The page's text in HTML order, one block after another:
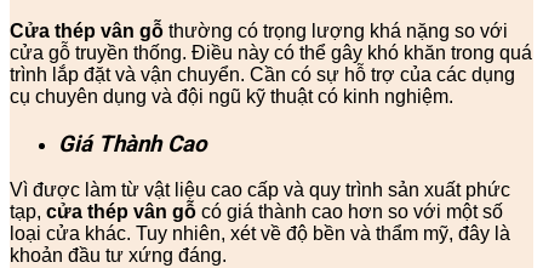
Cửa thép vân gỗ thường có trọng lượng khá nặng so với
cửa gỗ truyền thống. Điều này có thể gây khó khăn trong quá
trình lắp đặt và vận chuyển. Cần có sự hỗ trợ của các dụng
cụ chuyên dụng và đội ngũ kỹ thuật có kinh nghiệm.
Giá Thành Cao
Vì được làm từ vật liệu cao cấp và quy trình sản xuất phức
tạp, cửa thép vân gỗ có giá thành cao hơn so với một số
loại cửa khác. Tuy nhiên, xét về độ bền và thẩm mỹ, đây là
khoản đầu tư xứng đáng.